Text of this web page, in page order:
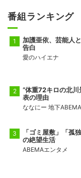
番組ランキング
加護亜依、芸能人
告白
愛のハイエナ
“体重72キロの北
表の理由
ななにー 地下ABEMA
「ゴミ屋敷」「孤
の絶望生活
ABEMAエンタメ